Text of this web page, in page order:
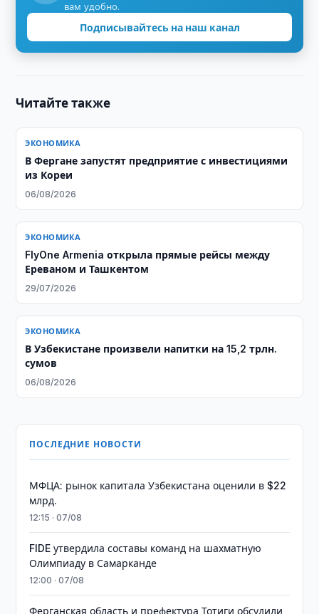
вам удобно.
Подписывайтесь на наш канал
Читайте также
ЭКОНОМИКА
В Фергане запустят предприятие с инвестициями
из Кореи
06/08/2026
ЭКОНОМИКА
FlyOne Armenia открыла прямые рейсы между
Ереваном и Ташкентом
29/07/2026
ЭКОНОМИКА
В Узбекистане произвели напитки на 15,2 трлн.
сумов
06/08/2026
ПОСЛЕДНИЕ НОВОСТИ
МФЦА: рынок капитала Узбекистана оценили в $22
млрд.
12:15 · 07/08
FIDE утвердила составы команд на шахматную
Олимпиаду в Самарканде
12:00 · 07/08
Ферганская область и префектура Тотиги обсудили